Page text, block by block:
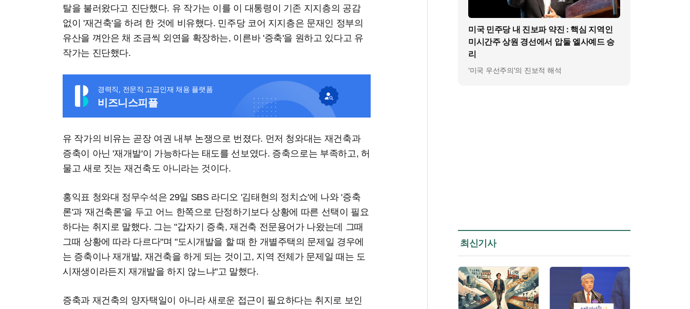
탈을 불러왔다고 진단했다. 유 작가는 이를 이 대통령이 기존 지지층의 공감
없이 '재건축'을 하려 한 것에 비유했다. 민주당 코어 지지층은 문재인 정부의
유산을 껴안은 채 조금씩 외연을 확장하는, 이른바 '증축'을 원하고 있다고 유
작가는 진단했다.
경력직, 전문직 고급인재 채용 플랫폼
비즈니스피플
유 작가의 비유는 곧장 여권 내부 논쟁으로 번졌다. 먼저 청와대는 재건축과
증축이 아닌 '재개발'이 가능하다는 태도를 선보였다. 증축으로는 부족하고, 허
물고 새로 짓는 재건축도 아니라는 것이다.
홍익표 청와대 정무수석은 29일 SBS 라디오 '김태현의 정치쇼'에 나와 '증축
론'과 '재건축론'을 두고 어느 한쪽으로 단정하기보다 상황에 따른 선택이 필요
하다는 취지로 말했다. 그는 "갑자기 증축, 재건축 전문용어가 나왔는데 그때
그때 상황에 따라 다르다"며 "도시개발을 할 때 한 개별주택의 문제일 경우에
는 증축이나 재개발, 재건축을 하게 되는 것이고, 지역 전체가 문제일 때는 도
시재생이라든지 재개발을 하지 않느냐"고 말했다.
증축과 재건축의 양자택일이 아니라 새로운 접근이 필요하다는 취지로 보인
미국 민주당 내 진보파 약진 : 핵심 지역인
미시간주 상원 경선에서 압둘 엘사예드 승
리
'미국 우선주의'의 진보적 해석
최신기사